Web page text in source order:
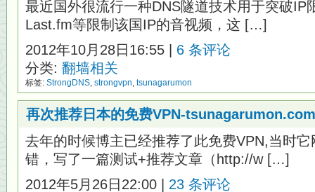
最近国外很流行一种DNS隧道技术用于突破IP
Last.fm等限制该国IP的音视频，这 […]
2012年10月28日16:55 | 6 条评论
分类: 翻墙相关
标签: StrongDNS, strongvpn, tsunagarumon
再次推荐日本的免费VPN-
去年的时候博主已经推荐了此免费VPN,当时
错，写了一篇测试+推荐文章（http://w […]
2012年5月26日22:00 | 23 条评论